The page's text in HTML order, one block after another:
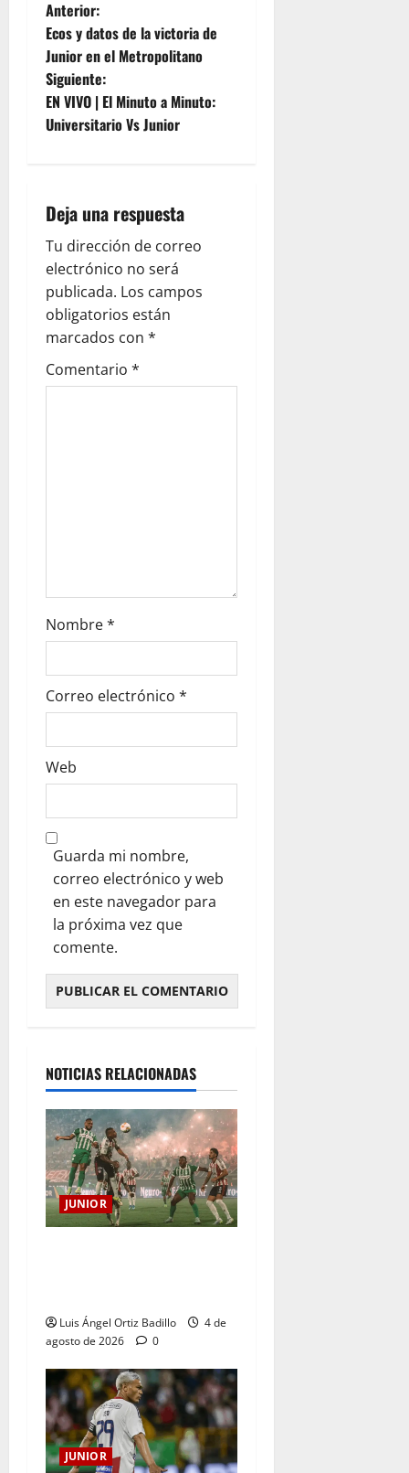
Anterior:
Ecos y datos de la victoria de
Junior en el Metropolitano
Siguiente:
EN VIVO | El Minuto a Minuto:
Universitario Vs Junior
Deja una respuesta
Tu dirección de correo
electrónico no será
publicada. Los campos
obligatorios están
marcados con *
Comentario *
Nombre*
Correo electrónico *
Web
Guarda mi nombre,
correo electrónico y web
en este navegador para
la próxima vez que
comente.
NOTICIAS RELACIONADAS
JUNIOR
Luis Ángel Ortiz Badillo
4 de
agosto de 2026
0
JUNIOR